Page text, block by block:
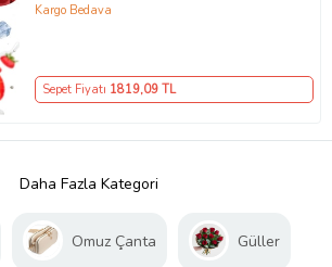
Kargo Bedava
Sepet Fiyatı 1819,09 TL
Daha Fazla Kategori
Omuz Çanta Güller